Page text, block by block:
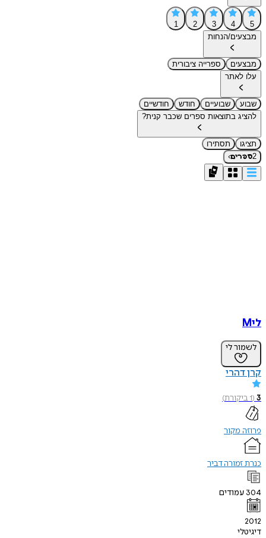
5
4
3
2
1
מבצעים/הנחות
מבצעים
ספרייה ציבורית
עלו לאתר
שבוע שבועיים חודש
חודשיים
להציג בתוצאות ספרים שכבר קנית?
תציגו
תסתירו
2ספרים›
ליM
לשמור לי
קרן דהרי
3
(
1ביקורת)
פרוזה מקור
כנרת זמורה דביר
304 עמודים
2012
דיגיטלי